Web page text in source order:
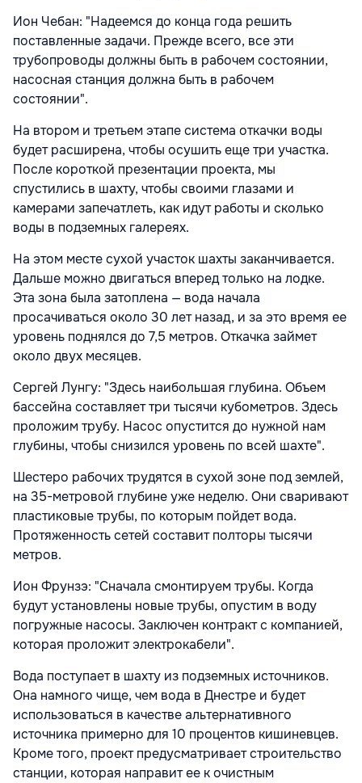
Ион Чебан: "Надеемся до конца года решить
поставленные задачи. Прежде всего, все эти
трубопроводы должны быть в рабочем состоянии,
насосная станция должна быть в рабочем
состоянии".
На втором и третьем этапе система откачки воды
будет расширена, чтобы осушить еще три участка.
После короткой презентации проекта, мы
спустились в шахту, чтобы своими глазами и
камерами запечатлеть, как идут работы и сколько
воды в подземных галереях.
На этом месте сухой участок шахты заканчивается.
Дальше можно двигаться вперед только на лодке.
Эта зона была затоплена — вода начала
просачиваться около 30 лет назад, и за это время ее
уровень поднялся до 7,5 метров. Откачка займет
около двух месяцев.
Сергей Лунгу: "Здесь наибольшая глубина. Объем
бассейна составляет три тысячи кубометров. Здесь
проложим трубу. Насос опустится до нужной нам
глубины, чтобы снизился уровень по всей шахте".
Шестеро рабочих трудятся в сухой зоне под землей,
на 35-метровой глубине уже неделю. Они сваривают
пластиковые трубы, по которым пойдет вода.
Протяженность сетей составит полторы тысячи
метров.
Ион Фрунзэ: "Сначала смонтируем трубы. Когда
будут установлены новые трубы, опустим в воду
погружные насосы. Заключен контракт с компанией,
которая проложит электрокабели".
Вода поступает в шахту из подземных источников.
Она намного чище, чем вода в Днестре и будет
использоваться в качестве альтернативного
источника примерно для 10 процентов кишиневцев.
Кроме того, проект предусматривает строительство
станции, которая направит ее к очистным